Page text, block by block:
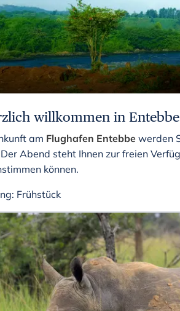
willkommen in
am Flughafen Entebbe werden
Abend steht Ihnen zur freien
können.
: Frühstück